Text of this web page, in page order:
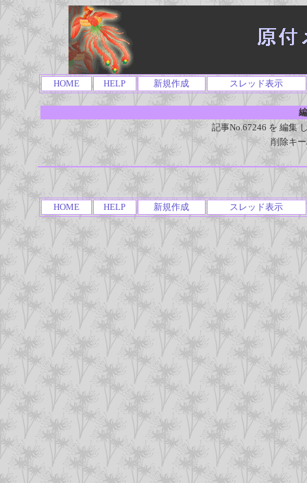
HOME HELP 新規作成 スレッド表示
記事No.67246 を 編集
削除キ
HOME HELP 新規作成 スレッド表示